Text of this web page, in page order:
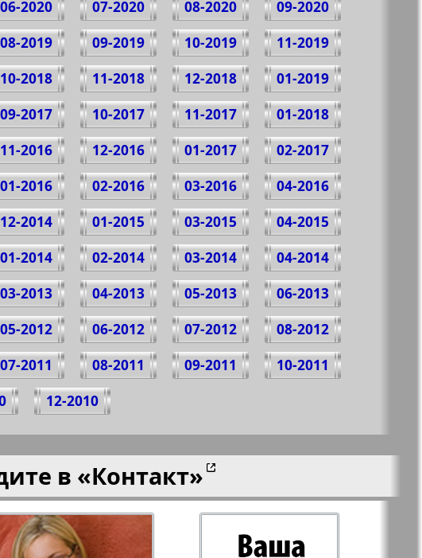
09-2020
08-2020
07-2020
06-2020
11-2019
10-2019
09-2019
08-2019
01-2019
12-2018
11-2018
10-2018
01-2018
11-2017
10-2017
09-2017
02-2017
01-2017
12-2016
11-2016
04-2016
03-2016
02-2016
01-2016
04-2015
03-2015
01-2015
12-2014
04-2014
03-2014
02-2014
01-2014
06-2013
05-2013
04-2013
03-2013
08-2012
07-2012
06-2012
05-2012
10-2011
09-2011
08-2011
07-2011
12-2010
в «Контакт»